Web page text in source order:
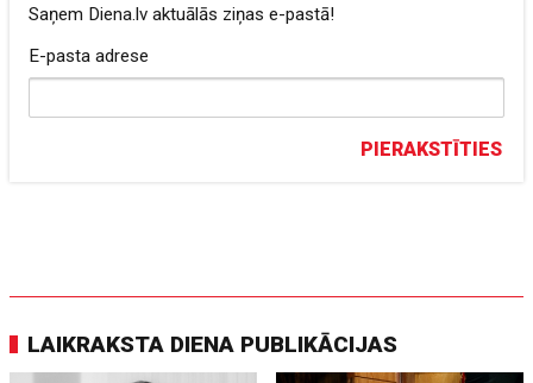
Saņem Diena.lv aktuālās ziņas e-pastā!
E-pasta adrese
PIERAKSTĪTIES
LAIKRAKSTA DIENA PUBLIKĀCIJAS